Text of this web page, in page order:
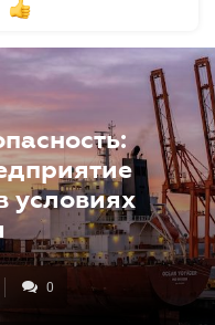
условиях
0